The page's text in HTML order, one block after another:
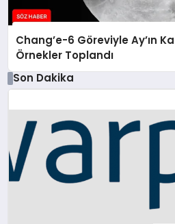
Chang’e-6 Göreviyle Ay’ın
Örnekler Toplandı
Son Dakika